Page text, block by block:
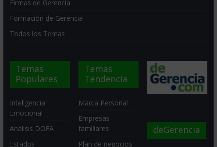
Firmas de Gerencia
Formación de Gerencia
Todos los Temas
Temas
Populares
Inteligencia
Emocional
Análisis DOFA
Estados
Temas
Tendencia
Marca Personal
Empresas
familiares
Plan de negocios
deGerencia